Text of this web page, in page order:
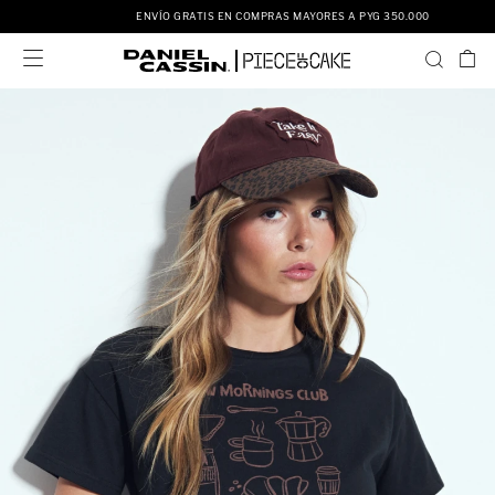
ENVÍO GRATIS EN COMPRAS MAYORES A PYG 350.000
